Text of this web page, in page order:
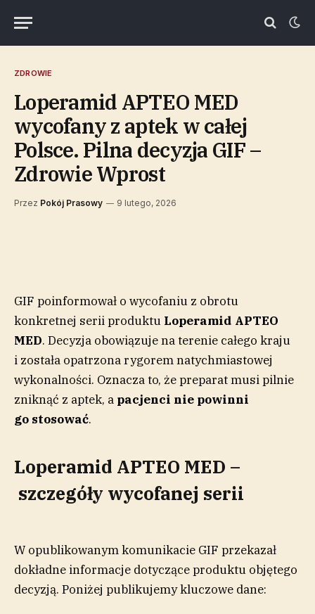
ZDROWIE
Loperamid APTEO MED
wycofany z aptek w całej
Polsce. Pilna decyzja GIF –
Zdrowie Wprost
Przez Pokój Prasowy 9 lutego, 2026
GIF poinformował o wycofaniu z obrotu
konkretnej serii produktu Loperamid APTEO
MED. Decyzja obowiązuje na terenie całego kraju
i została opatrzona rygorem natychmiastowej
wykonalności. Oznacza to, że preparat musi pilnie
zniknąć z aptek, a pacjenci nie powinni
go stosować.
Loperamid APTEO MED –
szczegóły wycofanej serii
W opublikowanym komunikacie GIF przekazał
dokładne informacje dotyczące produktu objętego
decyzją. Poniżej publikujemy kluczowe dane: